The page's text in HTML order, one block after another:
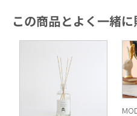
この商品とよく一緒